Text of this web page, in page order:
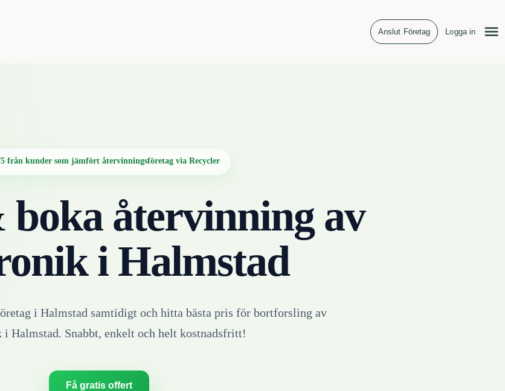
Anslut Företag Logga in
5 från kunder som jämfört återvinningsföretag via Recycler
återvinning av
i Halmstad
i Halmstad samtidigt och hitta bästa pris för bortforsling av
i Halmstad. Snabbt, enkelt och helt kostnadsfritt!
Få gratis offert